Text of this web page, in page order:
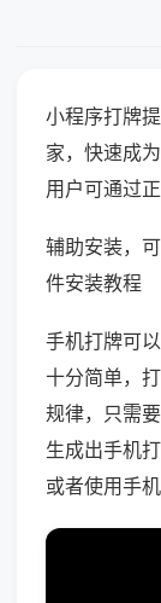
小程序打牌
家，快速成
用户可通过
辅助安装，
件安装教程
手机打牌可
十分简单，
规律，只需
生成出手机
或者使用手